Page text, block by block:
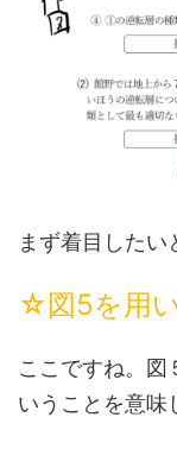
まず着目したい
☆図5を用
ここですね。図
いうことを意味